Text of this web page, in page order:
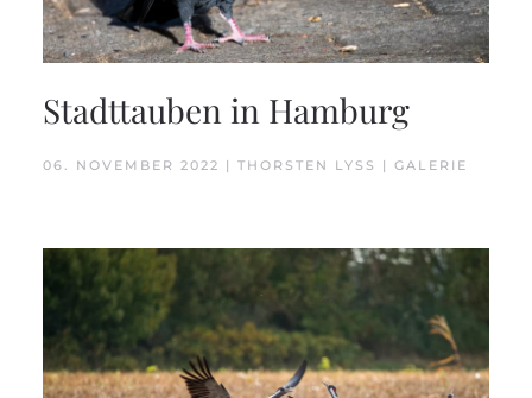
Stadttauben in Hamburg
06. NOVEMBER 2022 | THORSTEN LYSS | GALERIE